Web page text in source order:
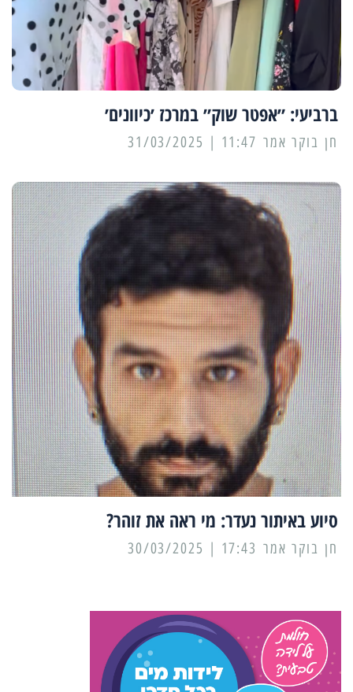
ברביעי: ״אפטר שוק״ במרכז ׳כיוונים׳
11:47 | 31/03/2025
סיוע באיתור נעדר: מי ראה את זוהר?
17:43 | 30/03/2025